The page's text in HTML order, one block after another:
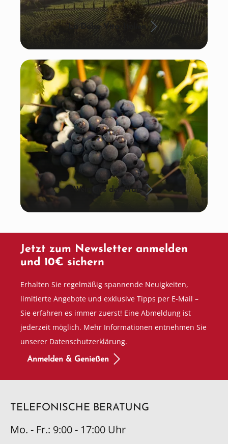
La Dolce Vita: Italien
Wein aus der Pfalz
Jetzt zum Newsletter anmelden
und 10€ sichern
Erhalten Sie regelmäßig spannende Neuigkeiten,
limitierte Angebote und exklusive Tipps per E-Mail –
Sie erfahren es immer zuerst! Eine Abmeldung ist
jederzeit möglich. Mehr Informationen entnehmen Sie
unserer Datenschutzerklärung.
Anmelden & Genießen
TELEFONISCHE BERATUNG
Mo. - Fr.: 9:00 - 17:00 Uhr